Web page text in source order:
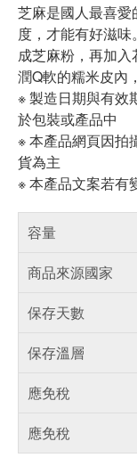
芝麻是國人最喜
度，才能有好滋
成芝麻粉，再加
潤Q軟的糯米皮內
※ 製造日期與有效
於包裝或產品中
※ 本產品網頁因拍
貨為主
※ 本產品文案若有
容量
商品來源國家
保存天數
保存溫層
應免稅
應免稅